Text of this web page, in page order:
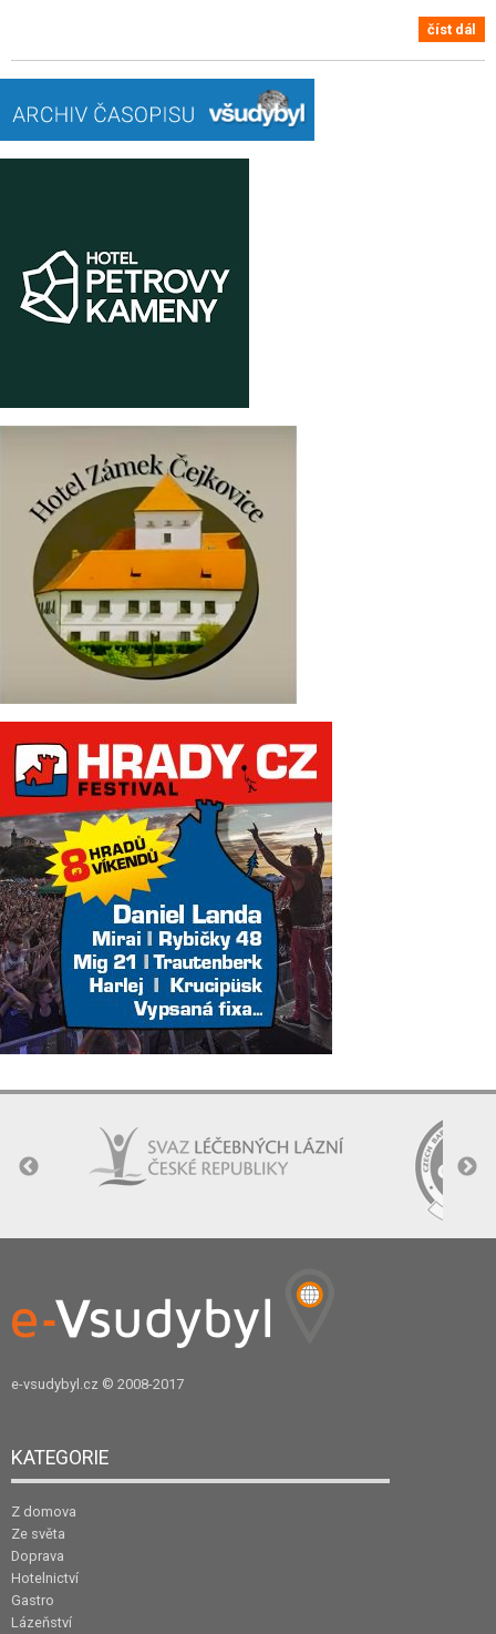
číst dál
e-vsudybyl.cz © 2008-2017
KATEGORIE
Z domova
Ze světa
Doprava
Hotelnictví
Gastro
Lázeňství